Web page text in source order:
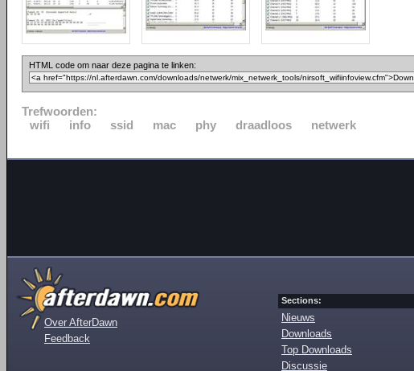
HTML code om naar deze pagina te linken:
Trefwoorden:
wifi
info ssid mac phy draadloos netwerk
Over AfterDawn
Feedback
Sections:
Nieuws
Downloads
Top Downloads
Discussie